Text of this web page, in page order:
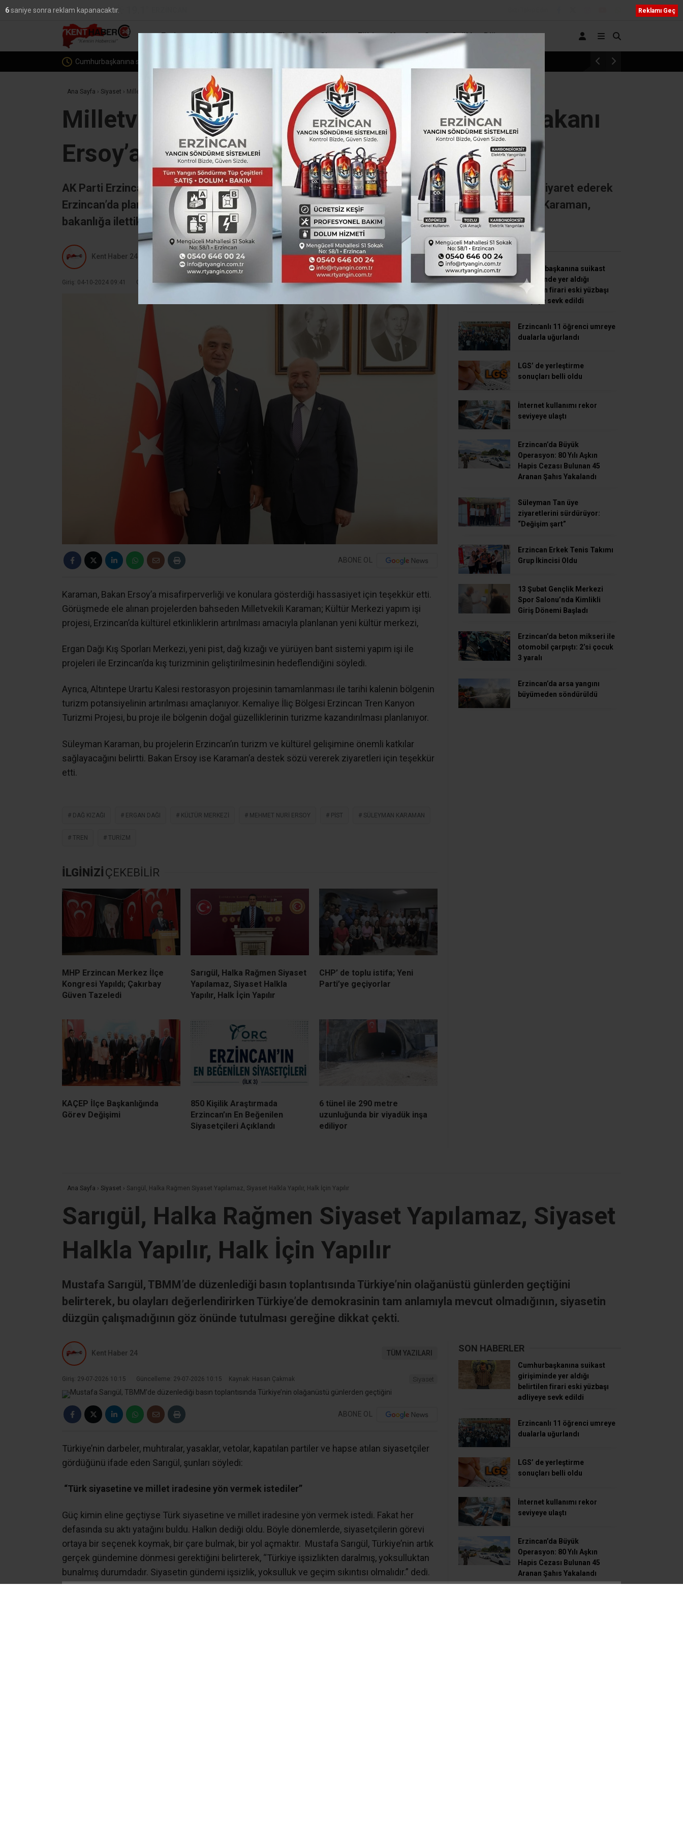
YAZARLAR
Erzincan Güncel Asayiş Ekonomi Siyaset Eğitim Yaşam Spor Sağlık Diğer
Cumhurbaşkanına suikast girişiminde yer aldığı belirtilen firari eski yüzbaşı adliyeye sevk edildi Erzincanlı 11 öğrenci umreye dualarla
Ana Sayfa › Siyaset › Milletvekili Karaman’dan Kültür ve Turizm Bakanı Ersoy’a ziyaret
Milletvekili Karaman’dan Kültür ve Turizm Bakanı
Ersoy’a ziyaret
AK Parti Erzincan Milletvekili Süleyman Karaman, Kültür ve Turizm Bakanı Mehmet Nuri Ersoy’u ziyaret ederek
Erzincan’da planlanan ve devam eden projeler hakkında istişarelerde bulundu. Ziyaret sırasında, Karaman,
bakanlığa ilettikleri taleplerin önemine vurgu yaptı.
Kent Haber 24 TÜM YAZILARI
Giriş: 04-10-2024 09:41 Güncelleme: 04-10-2024 09:41 Kaynak: Hasan Çakmak Siyaset
ABONE OL
Karaman, Bakan Ersoy’a misafirperverliği ve konulara gösterdiği hassasiyet için teşekkür etti.
Görüşmede ele alınan projelerden bahseden Milletvekili Karaman; Kültür Merkezi yapım işi
projesi, Erzincan’da kültürel etkinliklerin artırılması amacıyla planlanan yeni kültür merkezi,
Ergan Dağı Kış Sporları Merkezi, yeni pist, dağ kızağı ve yürüyen bant sistemi yapım işi ile
projeleri ile Erzincan’da kış turizminin geliştirilmesinin hedeflendiğini söyledi.
Ayrıca, Altıntepe Urartu Kalesi restorasyon projesinin tamamlanması ile tarihi kalenin bölgenin
turizm potansiyelinin artırılması amaçlanıyor. Kemaliye İliç Bölgesi Erzincan Tren Kanyon
Turizmi Projesi, bu proje ile bölgenin doğal güzelliklerinin turizme kazandırılması planlanıyor.
Süleyman Karaman, bu projelerin Erzincan’ın turizm ve kültürel gelişimine önemli katkılar
sağlayacağını belirtti. Bakan Ersoy ise Karaman’a destek sözü vererek ziyaretleri için teşekkür
etti.
DAĞ KIZAĞI ERGAN DAĞI KÜLTÜR MERKEZI MEHMET NURI ERSOY PIST SÜLEYMAN KARAMAN
TREN TURIZM
İLGİNİZİ ÇEKEBİLİR
MHP Erzincan Merkez İlçe
Kongresi Yapıldı; Çakırbay
Güven Tazeledi
Sarıgül, Halka Rağmen Siyaset
Yapılamaz, Siyaset Halkla
Yapılır, Halk İçin Yapılır
CHP’ de toplu istifa; Yeni
Parti’ye geçiyorlar
KAÇEP İlçe Başkanlığında
Görev Değişimi
850 Kişilik Araştırmada
Erzincan’ın En Beğenilen
Siyasetçileri Açıklandı
6 tünel ile 290 metre
uzunluğunda bir viyadük inşa
ediliyor
SON HABERLER
Cumhurbaşkanına suikast
girişiminde yer aldığı
belirtilen firari eski yüzbaşı
adliyeye sevk edildi
Erzincanlı 11 öğrenci umreye
dualarla uğurlandı
LGS’ de yerleştirme
sonuçları belli oldu
İnternet kullanımı rekor
seviyeye ulaştı
Erzincan’da Büyük
Operasyon: 80 Yılı Aşkın
Hapis Cezası Bulunan 45
Aranan Şahıs Yakalandı
Süleyman Tan üye
ziyaretlerini sürdürüyor:
“Değişim şart”
Erzincan Erkek Tenis Takımı
Grup İkincisi Oldu
13 Şubat Gençlik Merkezi
Spor Salonu’nda Kimlikli
Giriş Dönemi Başladı
Erzincan’da beton mikseri ile
otomobil çarpıştı: 2’si çocuk
3 yaralı
Erzincan’da arsa yangını
büyümeden söndürüldü
Ana Sayfa › Siyaset › Sarıgül, Halka Rağmen Siyaset Yapılamaz, Siyaset Halkla Yapılır, Halk İçin Yapılır
Sarıgül, Halka Rağmen Siyaset Yapılamaz, Siyaset
Halkla Yapılır, Halk İçin Yapılır
Mustafa Sarıgül, TBMM’de düzenlediği basın toplantısında Türkiye’nin olağanüstü günlerden geçtiğini
belirterek, bu olayları değerlendirirken Türkiye’de demokrasinin tam anlamıyla mevcut olmadığının, siyasetin
düzgün çalışmadığının göz önünde tutulması gereğine dikkat çekti.
Kent Haber 24 TÜM YAZILARI
Giriş: 29-07-2026 10:15 Güncelleme: 29-07-2026 10:15 Kaynak: Hasan Çakmak Siyaset
ABONE OL
Türkiye’nin darbeler, muhtıralar, yasaklar, vetolar, kapatılan partiler ve hapse atılan siyasetçiler
gördüğünü ifade eden Sarıgül, şunları söyledi:
“Türk siyasetine ve millet iradesine yön vermek istediler”
Güç kimin eline geçtiyse Türk siyasetine ve millet iradesine yön vermek istedi. Fakat her
defasında su aktı yatağını buldu. Halkın dediği oldu. Böyle dönemlerde, siyasetçilerin görevi
ortaya bir seçenek koymak, bir çare bulmak, bir yol açmaktır. Mustafa Sarıgül, Türkiye’nin artık
gerçek gündemine dönmesi gerektiğini belirterek, “Türkiye işsizlikten daralmış, yoksulluktan
bunalmış durumdadır. Siyasetin gündemi işsizlik, yoksulluk ve geçim sıkıntısı olmalıdır.” dedi.
SON HABERLER
Cumhurbaşkanına suikast
girişiminde yer aldığı
belirtilen firari eski yüzbaşı
adliyeye sevk edildi
Erzincanlı 11 öğrenci umreye
dualarla uğurlandı
LGS’ de yerleştirme
sonuçları belli oldu
İnternet kullanımı rekor
seviyeye ulaştı
Erzincan’da Büyük
Operasyon: 80 Yılı Aşkın
Hapis Cezası Bulunan 45
Aranan Şahıs Yakalandı
5saniye sonra reklam kapanacaktır. Reklamı Geç